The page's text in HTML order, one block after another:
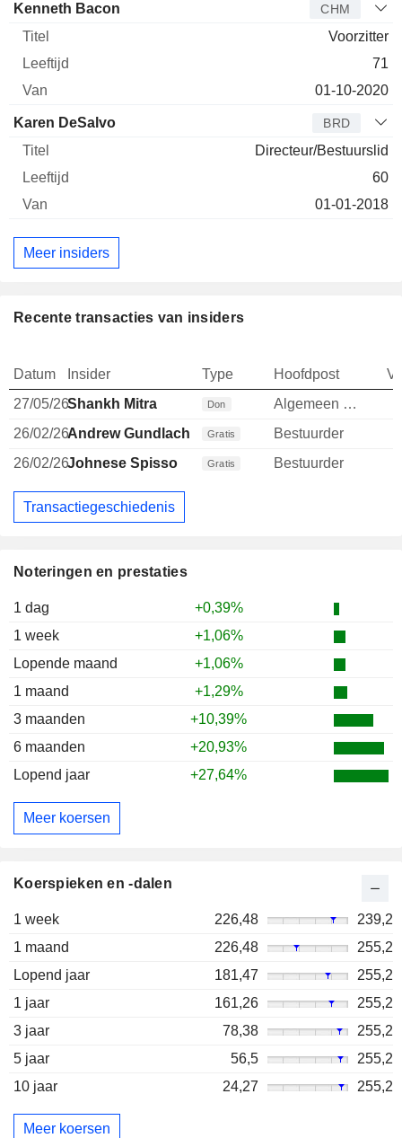
Noteringen en prestaties
1 dag
+0,39%
1 week
+1,06%
Lopende maand
+1,06%
1 maand
+1,29%
3 maanden
+10,39%
6 maanden
+20,93%
Lopend jaar
+27,64%
Meer koersen
Koerspieken en -dalen
1 week 226,48
239,2
1 maand
226,48
255,2
Lopend jaar
181,47
255,2
1 jaar
161,26
255,2
3 jaar
78,38
255,2
5 jaar
56,5
255,2
10 jaar
24,27 255,2
Meer koersen
Kenneth Bacon CHM
Voorzitter
71
01-10-2020
Karen DeSalvo BRD
Directeur/Bestuurslid
60
01-01-2018
Meer insiders
Recente transacties van insiders
Datum Insider Type Hoofdpost
27/05/26Shankh Mitra Don
Algemeen directeur
26/02/26Andrew Gundlach Gratis Bestuurder
26/02/26Johnese Spisso Gratis Bestuurder
Transactiegeschiedenis